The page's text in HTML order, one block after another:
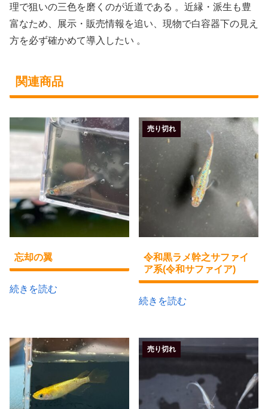
理で狙いの三色を磨くのが近道である 。近縁・派生も豊
富なため、展示・販売情報を追い、現物で白容器下の見え
方を必ず確かめて導入したい 。
関連商品
忘却の翼
続きを読む
売り切れ
令和黒ラメ幹之サファイ
ア系(令和サファイア)
続きを読む
売り切れ